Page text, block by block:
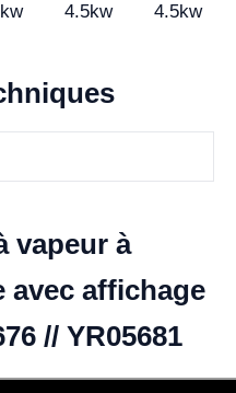
4.5kw 4.5kw
vapeur à
avec affichage
// YR05681